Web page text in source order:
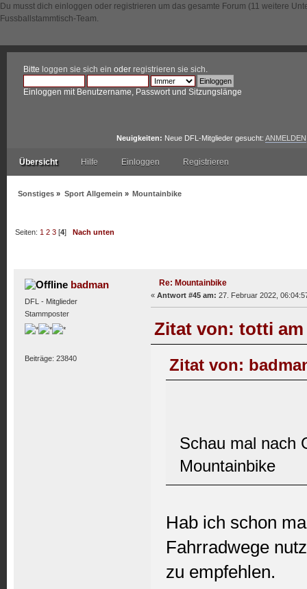
Du musst dich einloggen oder registrieren um das gesamte Forum (11 weitere
Fussballstammtisch-Team.
Bitte loggen sie sich ein oder registrieren sie sich
Einloggen mit Benutzername, Passwort und Sitzungslänge
Neuigkeiten: Neue DFL-Mitglieder gesucht: ANMELDEN
Übersicht Hilfe Einloggen Registrieren
Sonstiges » Sport Allgemein » Mountainbike
Seiten: 1 2 3 [4]Nach unten
badman
DFL - Mitglieder
Stammposter
Beiträge: 23840
Re: Mountainbike
« Antwort #45 am: 27. Februar 2022,
Zitat von: totti am
Zitat von:
Schau mal nach
Mountainbike
Hab ich schon
Fahrradwege
zu empfehlen.